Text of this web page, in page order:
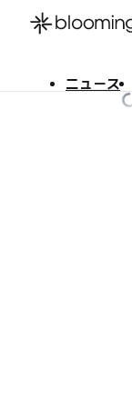
ニュース